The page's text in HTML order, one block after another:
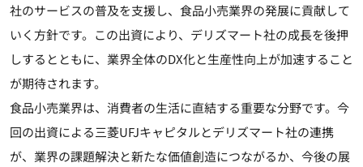
社のサービスの普及を支援し、食品小売業界の発展に貢献して
いく方針です。この出資により、デリズマート社の成長を後押
しするとともに、業界全体のDX化と生産性向上が加速すること
が期待されます。
食品小売業界は、消費者の生活に直結する重要な分野です。今
回の出資による三菱UFJキャピタルとデリズマート社の連携
が、業界の課題解決と新たな価値創造につながるか、今後の展